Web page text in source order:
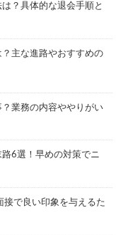
？具体的な退会手順と
主な進路やおすすめの
業務の内容ややりがい
6選！早めの対策でニ
で良い印象を与えるた